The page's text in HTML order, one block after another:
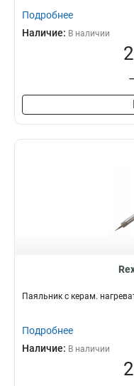
Подробнее
Наличие: В наличии
Паяльник с керам.
Подробнее
Наличие: В наличии